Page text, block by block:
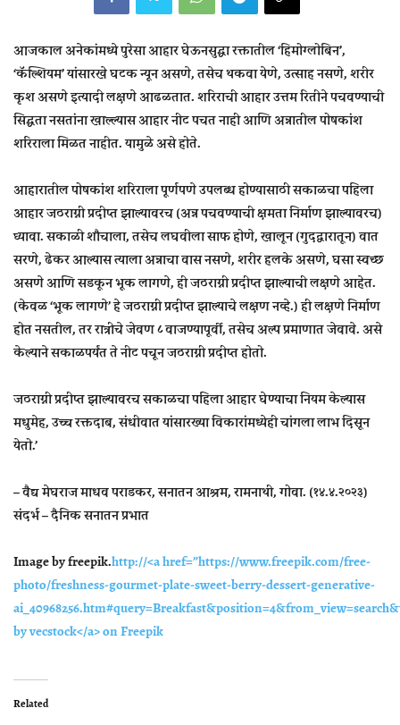
आजकाल अनेकांमध्ये पुरेसा आहार घेऊनसुद्धा रक्तातील ‘हिमोग्लोबिन’,
‘कॅल्शियम’ यांसारखे घटक न्यून असणे, तसेच थकवा येणे, उत्साह नसणे, शरीर
कृश असणे इत्यादी लक्षणे आढळतात. शरिराची आहार उत्तम रितीने पचवण्याची
सिद्धता नसतांना खाल्ल्यास आहार नीट पचत नाही आणि अन्नातील पोषकांश
शरिराला मिळत नाहीत. यामुळे असे होते.
आहारातील पोषकांश शरिराला पूर्णपणे उपलब्ध होण्यासाठी सकाळचा पहिला
आहार जठराग्नी प्रदीप्त झाल्यावरच (अन्न पचवण्याची क्षमता निर्माण झाल्यावरच)
घ्यावा. सकाळी शौचाला, तसेच लघवीला साफ होणे, खालून (गुदद्वारातून) वात
सरणे, ढेकर आल्यास त्याला अन्नाचा वास नसणे, शरीर हलके असणे, घसा स्वच्छ
असणे आणि सडकून भूक लागणे, ही जठराग्नी प्रदीप्त झाल्याची लक्षणे आहेत.
(केवळ ‘भूक लागणे’ हे जठराग्नी प्रदीप्त झाल्याचे लक्षण नव्हे.) ही लक्षणे निर्माण
होत नसतील, तर रात्रीचे जेवण ८ वाजण्यापूर्वी, तसेच अल्प प्रमाणात जेवावे. असे
केल्याने सकाळपर्यंत ते नीट पचून जठराग्नी प्रदीप्त होतो.
जठराग्नी प्रदीप्त झाल्यावरच सकाळचा पहिला आहार घेण्याचा नियम केल्यास
मधुमेह, उच्च रक्तदाब, संधीवात यांसारख्या विकारांमध्येही चांगला लाभ दिसून
येतो.’
– वैद्य मेघराज माधव पराडकर, सनातन आश्रम, रामनाथी, गोवा. (१४.४.२०२३)
संदर्भ – दैनिक सनातन प्रभात
Image by freepik.http://<a href=”https://www.freepik.com/free-
photo/freshness-gourmet-plate-sweet-berry-dessert-generative-
by vecstock</a> on Freepik
Related